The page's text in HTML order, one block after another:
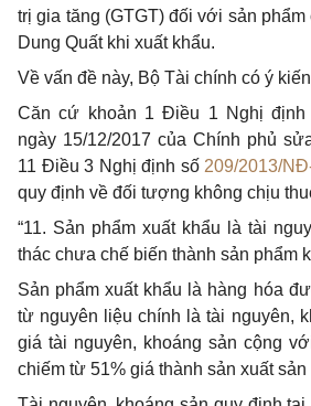
trị gia tăng (GTGT) đối với sản
Dung Quất khi xuất khẩu.
Về vấn đề này, Bộ Tài chính có ý
Căn cứ khoản 1 Điều 1 Nghị định
ngày 15/12/2017 của Chính phủ
11 Điều 3 Nghị định số 209/2013/
quy định về đối tượng không chịu
“11. Sản phẩm xuất khẩu là tài
thác chưa chế biến thành sản phẩm
Sản phẩm xuất khẩu là hàng hóa
từ nguyên liệu chính là tài nguyên,
giá tài nguyên, khoáng sản cộng
chiếm từ 51% giá thành sản xuất sản